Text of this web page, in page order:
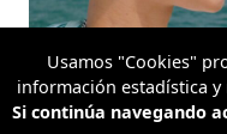
Usamos "Cookies"
información estadística
Si continúa navegando